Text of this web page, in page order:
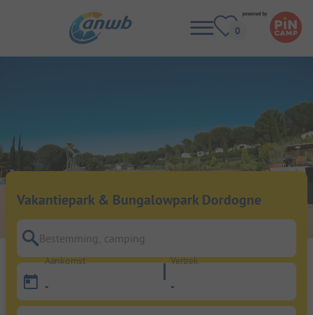
Vakantiepark & Bungalowpark Dordogne
Bestemming, camping
Aankomst
-
Vertrek
-